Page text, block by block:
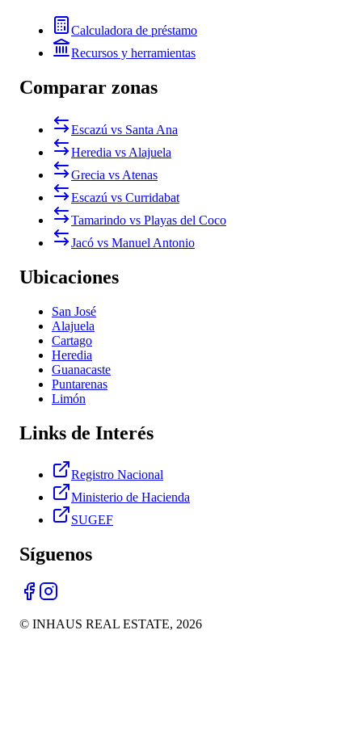
Calculadora de préstamo
Recursos y herramientas
Comparar zonas
Escazú vs Santa Ana
Heredia vs Alajuela
Grecia vs Atenas
Escazú vs Curridabat
Tamarindo vs Playas del Coco
Jacó vs Manuel Antonio
Ubicaciones
San José
Alajuela
Cartago
Heredia
Guanacaste
Puntarenas
Limón
Links de Interés
Registro Nacional
Ministerio de Hacienda
SUGEF
Síguenos
© INHAUS REAL ESTATE, 2026